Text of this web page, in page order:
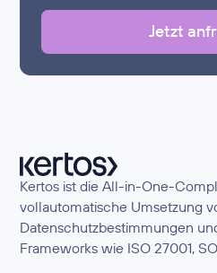
Jetzt
Kertos ist die All-in-One-
vollautomatische Umsetzung
Datenschutzbestimmungen
Frameworks wie ISO 27001,